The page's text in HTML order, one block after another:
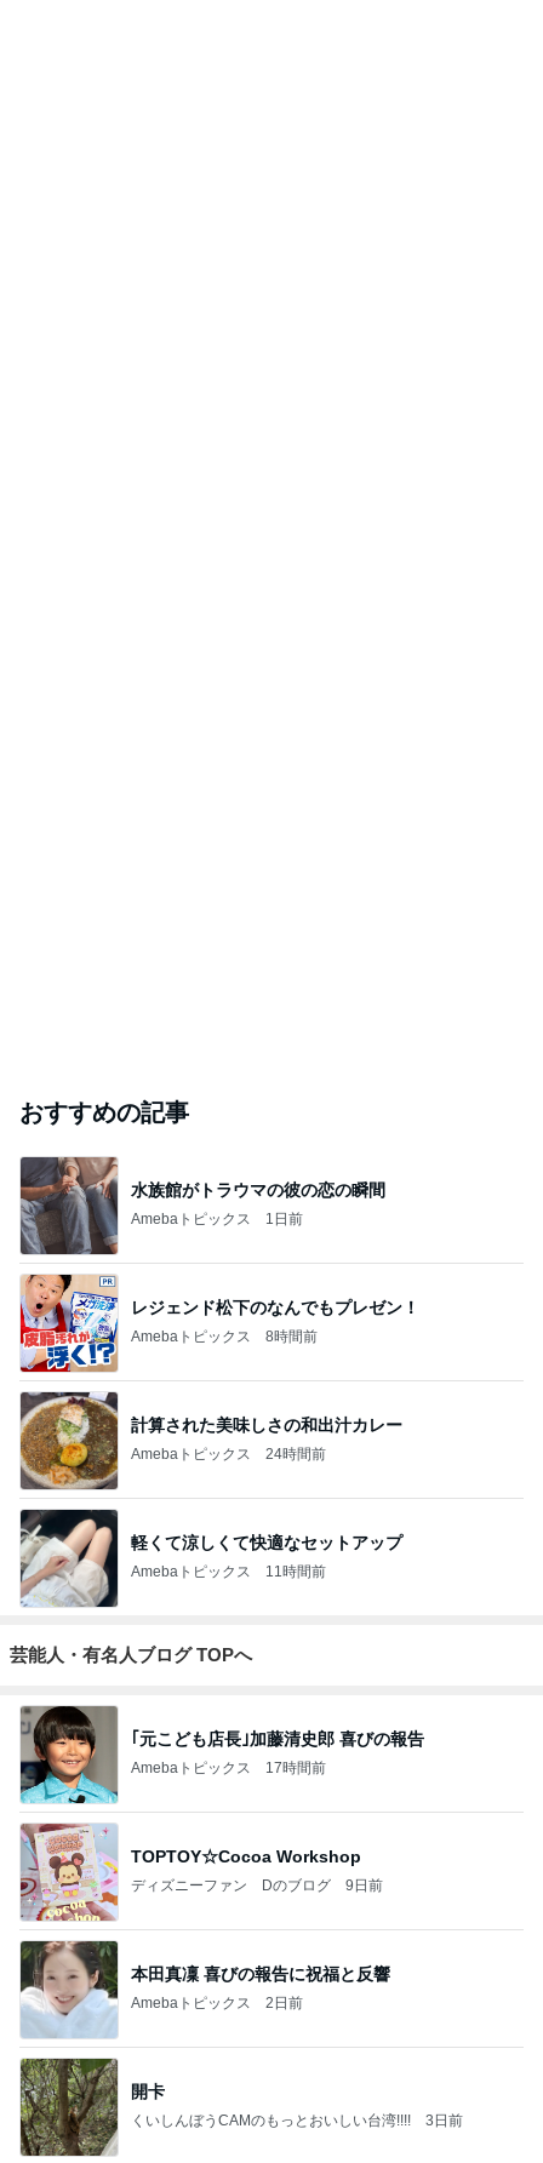
おすすめの記事
水族館がトラウマの彼の恋の瞬間
Amebaトピックス 1日前
レジェンド松下のなんでもプレゼン！
Amebaトピックス 8時間前
計算された美味しさの和出汁カレー
Amebaトピックス 24時間前
軽くて涼しくて快適なセットアップ
Amebaトピックス 11時間前
芸能人・有名人ブログ TOPへ
｢元こども店長｣加藤清史郎 喜びの報告
Amebaトピックス 17時間前
TOPTOY☆Cocoa Workshop
ディズニーファン Dのブログ 9日前
本田真凜 喜びの報告に祝福と反響
Amebaトピックス 2日前
開卡
くいしんぼうCAMのもっとおいしい台湾!!!! 3日前